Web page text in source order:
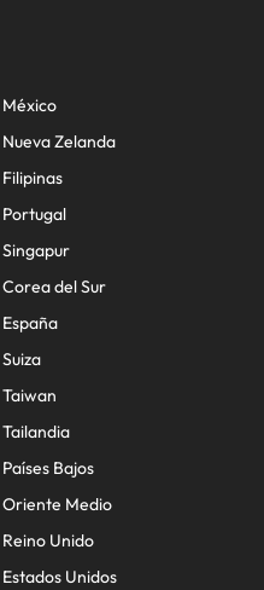
México
Nueva Zelanda
Filipinas
Portugal
Singapur
Corea del Sur
España
Suiza
Taiwan
Tailandia
Países Bajos
Oriente Medio
Reino Unido
Estados Unidos